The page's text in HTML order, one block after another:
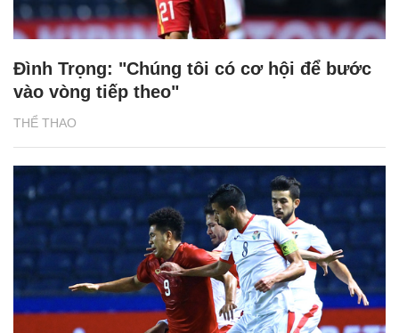
THỂ THAO
Đình Trọng: "Chúng tôi có cơ hội để bước
vào vòng tiếp theo"